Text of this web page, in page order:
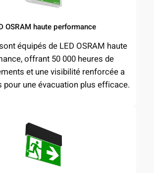
OSRAM haute performance
équipés de LED OSRAM haute
offrant 50 000 heures de
et une visibilité renforcée a
pour une évacuation plus efficace.